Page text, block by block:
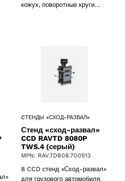
кожух, поворотные круги…
CТЕНДЫ «СХОД-РАЗВАЛ»
Стенд «сход-развал»
CCD RAVTD 8080P
TWS.4 (серый)
MPN: RAV.TD808.700513
8 CCD cтенд «Сход-развал»
для грузового автомобиля,